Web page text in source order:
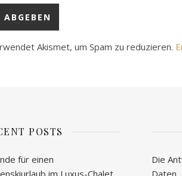
Akismet, um Spam zu reduzieren.
POSTS
für einen
im Luxus-Chalet
Die
Daten.